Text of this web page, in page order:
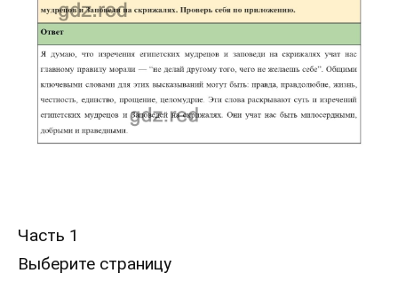
Часть 1
Выберите страницу